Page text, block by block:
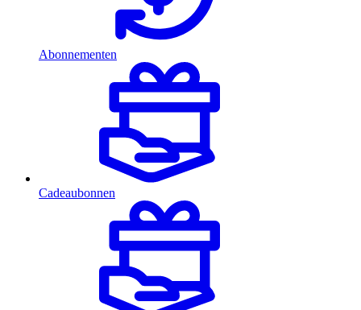
Abonnementen
Cadeaubonnen